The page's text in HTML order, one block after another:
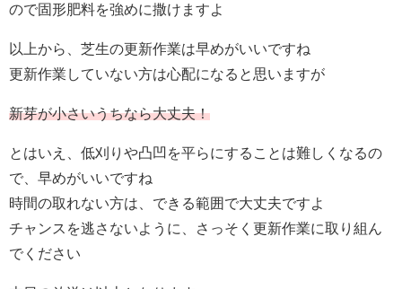
ので固形肥料を強めに撒けますよ
以上から、芝生の更新作業は早めがいいですね
更新作業していない方は心配になると思いますが
新芽が小さいうちなら大丈夫！
とはいえ、低刈りや凸凹を平らにすることは難しくなるの
で、早めがいいですね
時間の取れない方は、できる範囲で大丈夫ですよ
チャンスを逃さないように、さっそく更新作業に取り組ん
でください